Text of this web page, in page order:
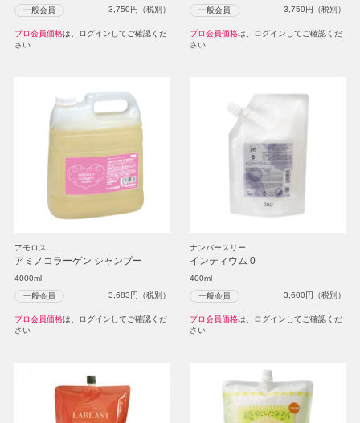
一般会員 3,750円（税別）
プロ会員価格は、ログインしてご確認くだ
さい
一般会員 3,750円（税別）
プロ会員価格は、ログインしてご確認くだ
さい
アモロス
アミノコラーゲン シャンプー
4000ml
一般会員 3,683円（税別）
プロ会員価格は、ログインしてご確認くだ
さい
ナンバースリー
インティウム 0
400ml
一般会員 3,600円（税別）
プロ会員価格は、ログインしてご確認くだ
さい